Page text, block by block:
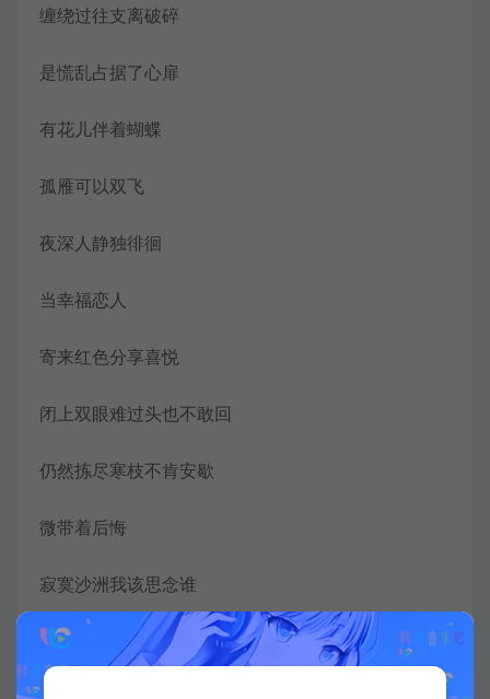
缠绕过往支离破碎
是慌乱占据了心扉
有花儿伴着蝴蝶
孤雁可以双飞
夜深人静独徘徊
当幸福恋人
寄来红色分享喜悦
闭上双眼难过头也不敢回
仍然拣尽寒枝不肯安歇
微带着后悔
寂寞沙洲我该思念谁
自你走后心憔悴